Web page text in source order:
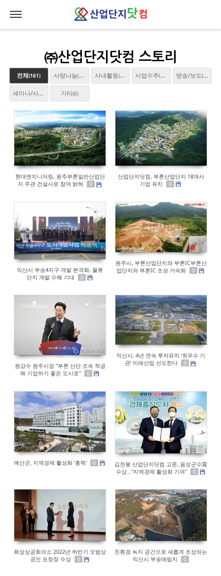
㈜산업단지닷컴 스토리
전체(161) 사랑나눔(23) 사내활동(30) 사업수주(25) 방송/보도(46)
세미나/사업설명회 (27)
기타(6)
현대엔지니어링, 원주부론일반산업단
지 주관 건설사로 참여 밝혀
0
산업단지닷컴, 부론산업단지 18개사
기업 유치
0
익산시 부송4지구 개발 본격화, 물류
단지 개발 수혜 기대
0
원주시, 부론산업단지와 부론IC부론산
업단지와 부론IC 조성 가속화
0
원강수 원주시장 "부론 산단 조속 착공
해 기업하기 좋은 도시로"
0
익산시, 4년 연속 투자유치 ‘최우수 기
관’ 미래산업 선도한다
0
예산군, 지역경제 활성화 '총력' 0
김천봉 산업단지닷컴 고문, 음성군수賞
수상..."지역경제 활성화 기여"
0
화성상공회의소 2022년 하반기 모범상
공인 표창장 수상
0
친환경 녹지 공간으로 새롭게 조성되는
익산시 부송매립지
0